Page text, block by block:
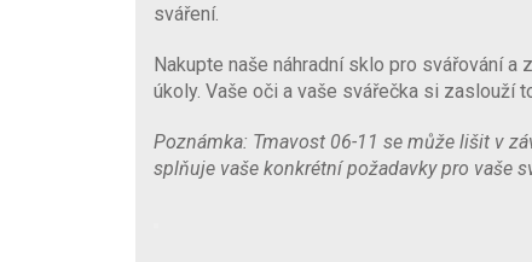
sváření.
Nakupte naše náhradní sklo pro svářování
úkoly. Vaše oči a vaše svářečka si zaslouží
Poznámka: Tmavost 06-11 se může lišit v
splňuje vaše konkrétní požadavky pro vaše